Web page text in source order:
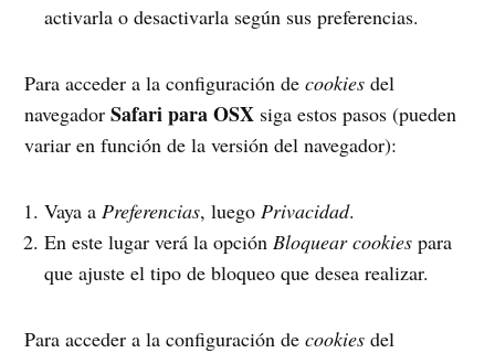
activarla o desactivarla según sus preferencias.
Para acceder a la configuración decookies del
navegadorSafari para OSX siga estos pasos (pueden
variar en función de la versión del navegador):
Vaya a Preferencias, luego Privacidad.
En este lugar verá la opción Bloquear cookies para
que ajuste el tipo de bloqueo que desea realizar.
Para acceder a la configuración decookies del